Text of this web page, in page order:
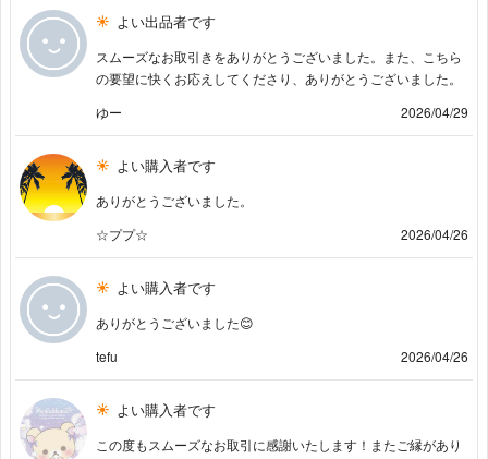
よい出品者です
スムーズなお取引きをありがとうございました。また、こちら
の要望に快くお応えしてくださり、ありがとうございました。
ゆー
2026/04/29
よい購入者です
ありがとうございました。
☆ププ☆
2026/04/26
よい購入者です
ありがとうございました😊
tefu
2026/04/26
よい購入者です
この度もスムーズなお取引に感謝いたします！またご縁があり